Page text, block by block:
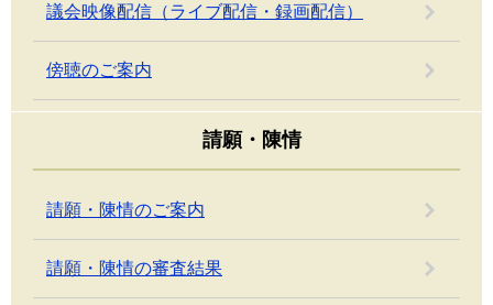
議会映像配信（ライブ配信・録画配信）
傍聴のご案内
請願・陳情
請願・陳情のご案内
請願・陳情の審査結果